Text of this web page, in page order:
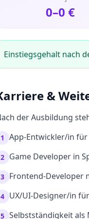
0–0 €
Einstiegsgehalt nach
&
der Ausbildung
1 App-Entwickler/in
2 Game Developer in
3 Frontend-Developer
4 UX/UI-Designer/in
5 Selbstständigkeit